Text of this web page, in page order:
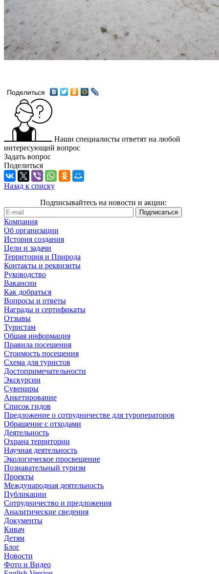
Поделиться
Наши специалисты ответят на любой
интересующий вопрос
Задать вопрос
Поделиться
Назад к списку
Подписывайтесь на новости и акции:
Компания
Об организации
История создания
Цели и задачи
Территория и Природа
Контакты и реквизиты
Руководство
Вакансии
Как добраться
Вопросы и ответы
Награды и сертификаты
Отзывы
Туристам
Общая информация
Правила посещения
Стоимость посещения
Схема для туристов
Достопримечательности
Экскурсии
Сувениры
Анкетирование
Список гидов
Предложение о сотрудничестве для туроператоров
Обращение с отходами
Деятельность
Охрана территории
Научная деятельность
Экологическое просвещение
Познавательный туризм
Проекты
Международная деятельность
Публикации
Сотрудничество и предложения
Аналитические сведения
Документы
Кивач
Детям
Блог
Новости
Фото и Видео